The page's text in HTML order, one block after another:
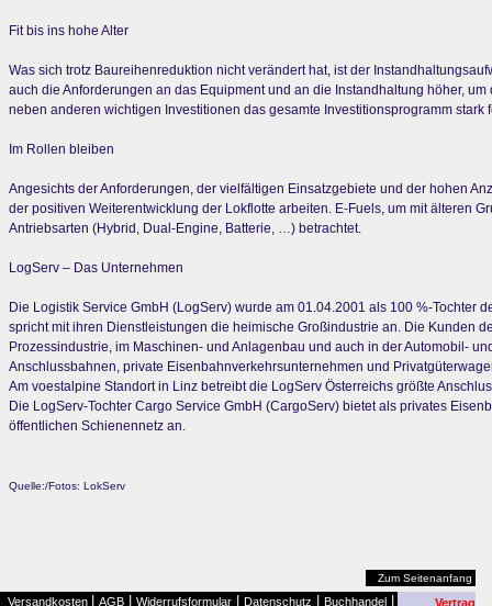
Fit bis ins hohe Alter
Was sich trotz Baureihenreduktion nicht verändert hat, ist der
auch die Anforderungen an das Equipment und an die Instandhaltung höher,
neben anderen wichtigen Investitionen das gesamte Investitionsprogramm
Im Rollen bleiben
Angesichts der Anforderungen, der vielfältigen Einsatzgebiete und der hohen
der positiven Weiterentwicklung der Lokflotte arbeiten. E-Fuels, um mit älteren
Antriebsarten (Hybrid, Dual-Engine, Batterie, …) betrachtet.
LogServ – Das Unternehmen
Die Logistik Service GmbH (LogServ) wurde am 01.04.2001 als 100 %-
spricht mit ihren Dienstleistungen die heimische Großindustrie an. Die Kunden
Prozessindustrie, im Maschinen- und Anlagenbau und auch in der Automobil-
Anschlussbahnen, private Eisenbahnverkehrsunternehmen und
Am voestalpine Standort in Linz betreibt die LogServ Österreichs größte
Die LogServ-Tochter Cargo Service GmbH (CargoServ) bietet als privates
öffentlichen Schienennetz an.
Quelle:/Fotos: LokServ
Zum Seitenanfang
Versandkosten AGB Widerrufsformular Datenschutz Buchhandel Vertrag